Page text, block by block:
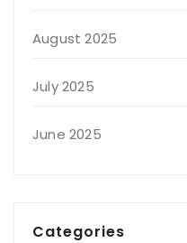
August 2025
July 2025
June 2025
Categories